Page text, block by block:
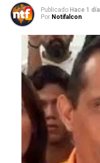
Publicado Hace 1 día
Por Notifalcon